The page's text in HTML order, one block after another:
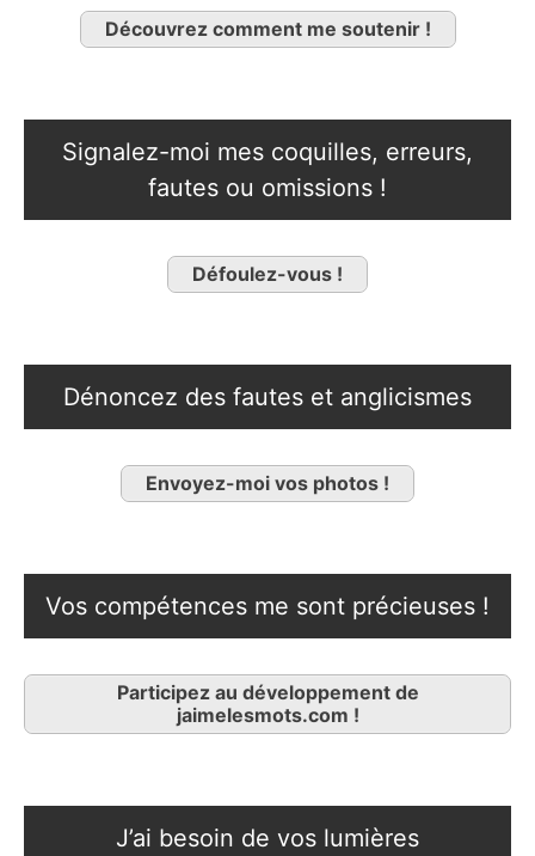
Découvrez comment me soutenir !
Signalez-moi mes coquilles, erreurs,
fautes ou omissions !
Défoulez-vous !
Dénoncez des fautes et anglicismes
Envoyez-moi vos photos !
Vos compétences me sont précieuses !
Participez au développement de
jaimelesmots.com !
J’ai besoin de vos lumières